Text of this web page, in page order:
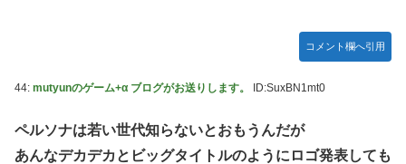
コメント欄へ引用
44: mutyunのゲーム+α ブログがお送りします。 ID:SuxBN1mt0
ペルソナは若い世代知らないとおもうんだが
あんなデカデカとビッグタイトルのようにロゴ発表しても